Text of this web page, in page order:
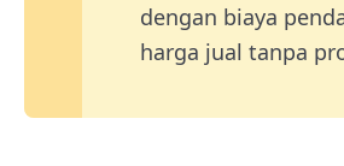
dengan biaya
harga jual tanpa